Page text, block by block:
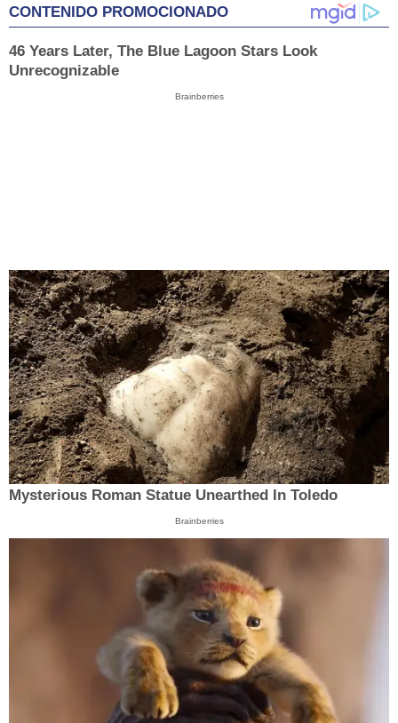
CONTENIDO PROMOCIONADO
46 Years Later, The Blue Lagoon Stars Look
Unrecognizable
Brainberries
Mysterious Roman Statue Unearthed In Toledo
Brainberries